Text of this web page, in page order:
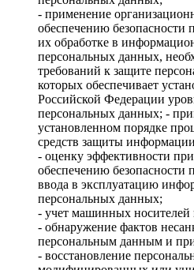
- применение
обеспечению
их обработке в
персональных данных,
требований к защите
которых обеспечивает
Российской Федерации
персональных данных; -
установленном порядке
средств защиты
- оценку эффективности
обеспечению безопасности
ввода в эксплуатацию
персональных данных;
- учет машинных
- обнаружение фактов
персональным данным и
- восстановление